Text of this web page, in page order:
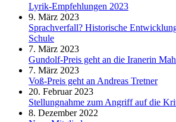
Lyrik-Empfehlungen 2023
9. März 2023
Sprachverfall? Historische
Schule
7. März 2023
Gundolf-Preis geht an die Iranerin
7. März 2023
Voß-Preis geht an Andreas Tretner
20. Februar 2023
Stellungnahme zum Angriff auf die
8. Dezember 2022